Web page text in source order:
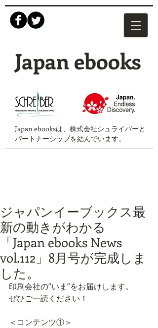
Japan ebooks
Japan ebooksは、株式会社シュライバーと
パートナーシップを結んでいます。
ジャパンイーブックス最
新の動きがわかる
「Japan ebooks News
vol.112」8月号が完成しま
した。
印刷会社の”いま”をお届けします。
ぜひご一読ください！
＜コンテンツ①＞